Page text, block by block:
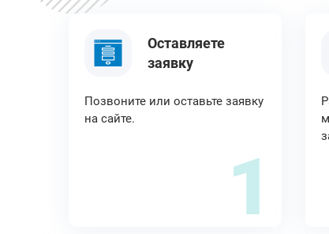
Оставляете
заявку
Позвоните или оставьте заявку
на сайте.
1